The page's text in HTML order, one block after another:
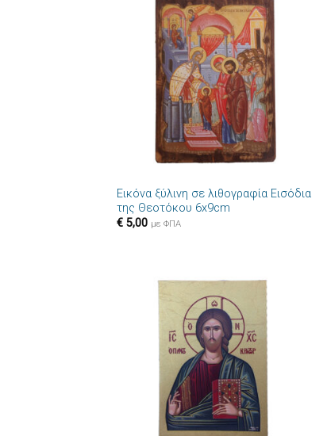
Πρόσθήκη
στην λίστα
επιθυμιών
Εικόνα ξύλινη σε λιθογραφία Εισόδια
της Θεοτόκου 6x9cm
€5,00 με ΦΠΑ
Πρόσθήκη
στην λίστα
επιθυμιών